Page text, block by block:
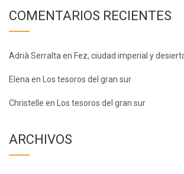
COMENTARIOS RECIENTES
Adrià Serralta en Fez, ciudad imperial y
Elena en Los tesoros del gran sur
Christelle en Los tesoros del gran sur
ARCHIVOS